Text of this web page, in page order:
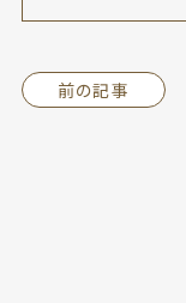
前の記事